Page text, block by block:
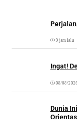
9 jam lalu
Ingat!
08/08/
Dunia